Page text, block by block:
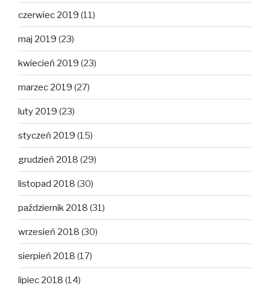
czerwiec 2019 (11)
maj 2019 (23)
kwiecień 2019 (23)
marzec 2019 (27)
luty 2019 (23)
styczeń 2019 (15)
grudzień 2018 (29)
listopad 2018 (30)
październik 2018 (31)
wrzesień 2018 (30)
sierpień 2018 (17)
lipiec 2018 (14)